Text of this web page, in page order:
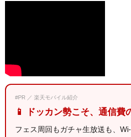
#PR ／ 楽天モバイル紹介
📱 ドッカン勢こそ、通信費
フェス周回もガチャ生放送も、